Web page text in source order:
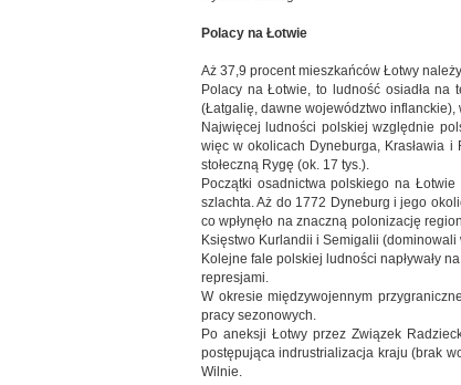
Polacy na Łotwie
Aż 37,9 procent mieszkańców Łotwy
Polacy na Łotwie, to ludność osiadła na
(Łatgalię, dawne województwo inflanckie),
Najwięcej ludności polskiej względnie
więc w okolicach Dyneburga, Krasławia
stołeczną Rygę (ok. 17 tys.).
Początki osadnictwa polskiego na
szlachta. Aż do 1772 Dyneburg i jego
co wpłynęło na znaczną polonizację
Księstwo Kurlandii i Semigalii (dominowali
Kolejne fale polskiej ludności napływały
represjami.
W okresie międzywojennym
pracy sezonowych.
Po aneksji Łotwy przez Związek
postępująca indrustrializacja kraju (brak
Wilnie.